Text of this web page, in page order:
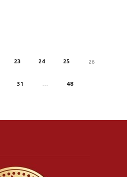
23 24 25 26
31 … 48